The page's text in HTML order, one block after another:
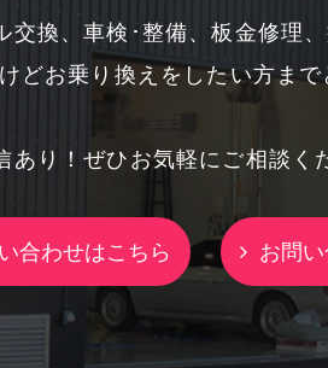
換、車検･整備、板金修理
どお乗り換えをしたい方まで
り！ぜひお気軽にご相談く
合わせはこちら お問い